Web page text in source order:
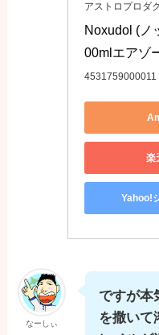
アストロプロダ
Noxudol (ノ
00mlエアゾ
4531759000011
楽
Yahoo!
なーしぃ
ですが本
を撒いて